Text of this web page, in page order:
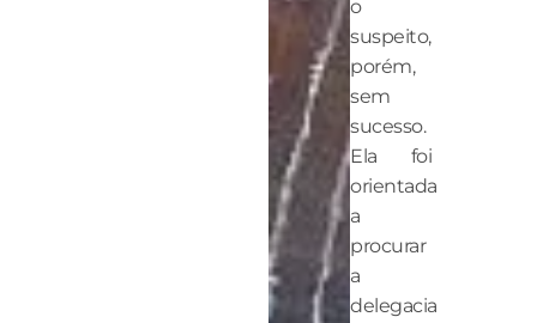
o
suspeito,
porém,
sem
sucesso.
Ela foi
orientada
a
procurar
a
delegacia